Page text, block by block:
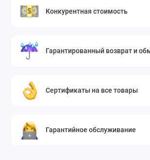
Конкурентная стоимость
Гарантированный возврат и
Сертификаты на все товары
Гарантийное обслуживание